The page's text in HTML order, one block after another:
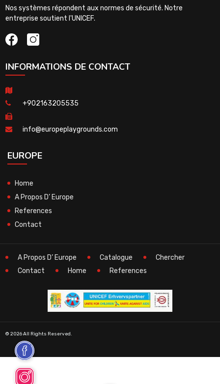
Nos systèmes répondent aux normes de sécurité. Notre
entreprise soutient l'UNICEF.
INFORMATIONS DE CONTACT
+902163205535
info@europeplaygrounds.com
EUROPE
Home
A Propos D’ Europe
References
Contact
A Propos D’ Europe Catalogue
Chercher
Contact
Home References
© 2026 All Rights Reserved.